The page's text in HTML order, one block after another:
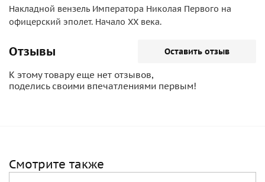
Накладной вензель Императора Николая Первого на
офицерский эполет. Начало ХХ века.
Отзывы Оставить отзыв
К этому товару еще нет отзывов,
поделись своими впечатлениями первым!
Смотрите также